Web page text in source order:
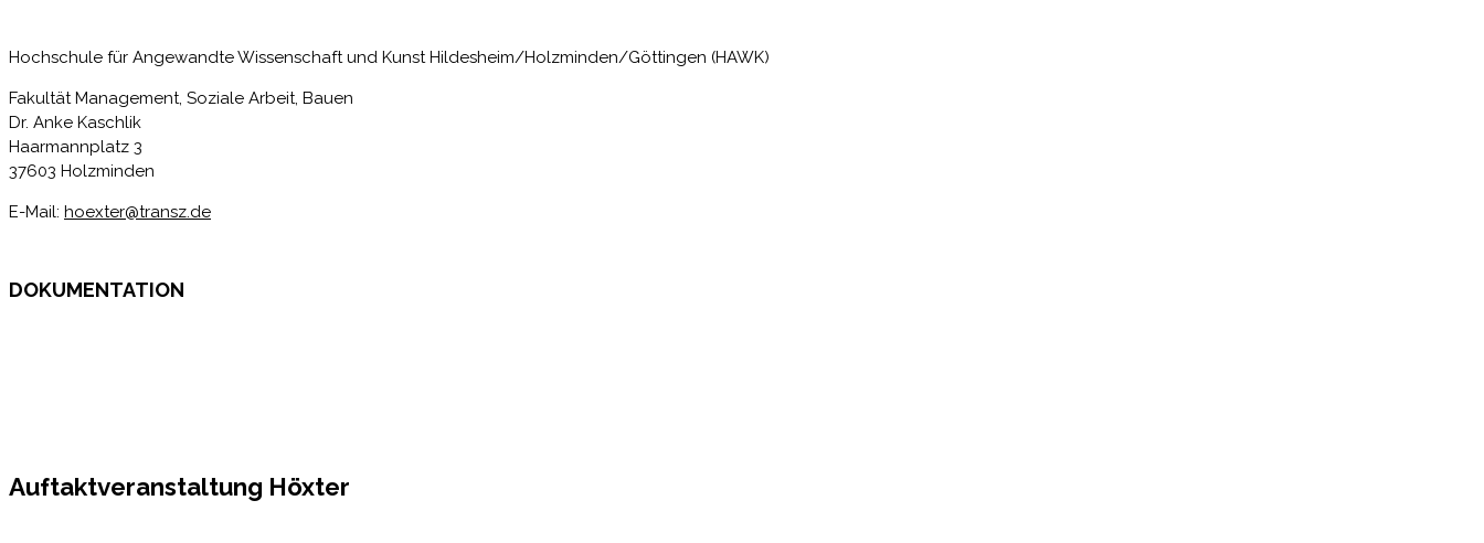
Hochschule für Angewandte Wissenschaft und Kunst Hildesheim/Holzminden/Göttingen (HAWK)
Fakultät Management, Soziale Arbeit, Bauen
Dr. Anke Kaschlik
Haarmannplatz 3
37603 Holzminden
E-Mail: hoexter@transz.de
DOKUMENTATION
Auftaktveranstaltung Höxter